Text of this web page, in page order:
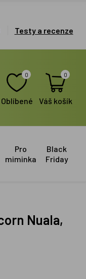
Testy a recenze
0
Oblíbené
0
Váš košík
Pro
miminka
Black
Friday